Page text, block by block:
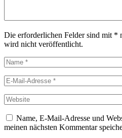
Die erforderlichen Felder sind mit *
wird nicht veröffentlicht.
Name, E-Mail-Adresse und
meinen nächsten Kommentar